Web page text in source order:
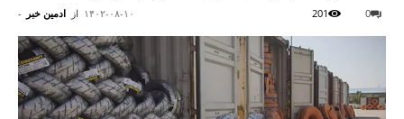
از ادمین خبر - ۱۴۰۲-۰۸-۱۰ 0
201